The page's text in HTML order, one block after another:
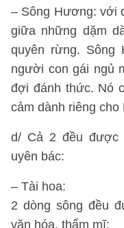
– Sông Hương: với
giữa những dặm
quyên rừng. Sông
người con gái ngủ
đợi đánh thức. Nó
cảm dành riêng
d/ Cả 2 đều được
uyên bác:
– Tài hoa:
2 dòng sông đều
văn hóa, thẩm mĩ: